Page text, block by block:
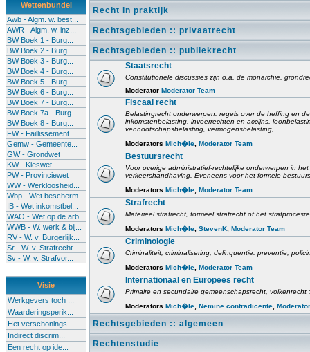
Wettenbundel
Awb - Algm. w. best...
AWR - Algm. w. inz...
BW Boek 1 - Burg...
BW Boek 2 - Burg...
BW Boek 3 - Burg...
BW Boek 4 - Burg...
BW Boek 5 - Burg...
BW Boek 6 - Burg...
BW Boek 7 - Burg...
BW Boek 7a - Burg...
BW Boek 8 - Burg...
FW - Faillissement...
Gemw - Gemeente...
GW - Grondwet
KW - Kieswet
PW - Provinciewet
WW - Werkloosheid...
Wbp - Wet bescherm...
IB - Wet inkomstbel...
WAO - Wet op de arb..
WWB - W. werk & bij...
RV - W. v. Burgerlijk...
Sr - W. v. Strafrecht
Sv - W. v. Strafvor...
Visie
Werkgevers toch ...
Waarderingsperik...
Het verschonings...
Indirect discrim...
Een recht op ide...
Recht in praktijk
Rechtsgebieden :: privaatrecht
Rechtsgebieden :: publiekrecht
Staatsrecht
Constitutionele discussies zijn o.a. de monarchie,
Moderator Moderator Team
Fiscaal recht
Belastingrecht onderwerpen: regels over de heffing en
inkomstenbelasting, invoerrechten en accijns,
vennootschapsbelasting, vermogensbelasting,...
Moderators Mich�le Moderator Team
Bestuursrecht
Voor overige administratief-rechtelijke onderwerpen in
verkeershandhaving. Eveneens voor het formele
Moderators Mich�le Moderator Team
Strafrecht
Materieel strafrecht, formeel strafrecht of het
Moderators Mich�le StevenK Moderator Team
Criminologie
Criminaliteit, criminalisering, delinquentie: preventie,
Moderators Mich�le Moderator Team
Internationaal en Europees recht
Primaire en secundaire gemeenschapsrecht,
Moderators Mich�le Nemine contradicente
Rechtsgebieden :: algemeen
Rechtenstudie